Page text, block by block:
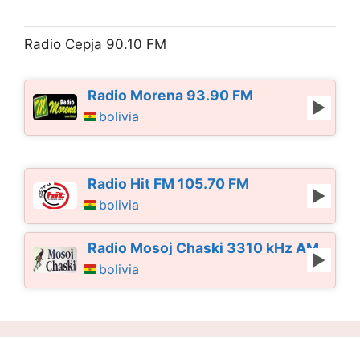
Radio Cepja 90.10 FM
Radio Morena 93.90 FM
bolivia
Radio Hit FM 105.70 FM
bolivia
Radio Mosoj Chaski 3310 kHz AM
bolivia